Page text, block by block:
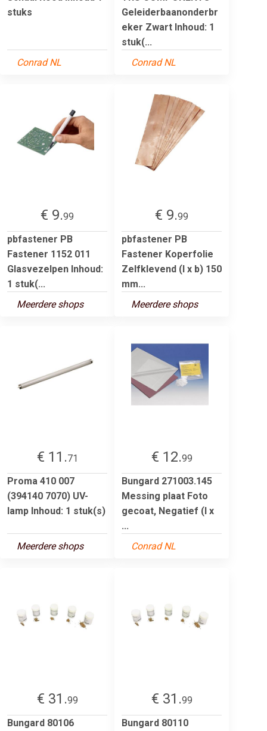
stuks
Conrad NL
Geleiderbaanonderbr
eker Zwart Inhoud: 1
stuk(...
Conrad NL
€ 9.99
pbfastener PB
Fastener 1152 011
Glasvezelpen Inhoud:
1 stuk(...
Meerdere shops
€ 9.99
pbfastener PB
Fastener Koperfolie
Zelfklevend (l x b) 150
mm...
Meerdere shops
€ 11.71
Proma 410 007
(394140 7070) UV-
lamp Inhoud: 1 stuk(s)
Meerdere shops
€ 12.99
Bungard 271003.145
Messing plaat Foto
gecoat, Negatief (l x
...
Conrad NL
€ 31.99
Bungard 80106
€ 31.99
Bungard 80110